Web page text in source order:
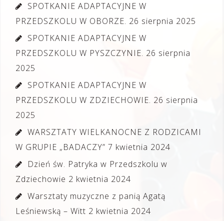
SPOTKANIE ADAPTACYJNE W
PRZEDSZKOLU W OBORZE. 26 sierpnia 2025
SPOTKANIE ADAPTACYJNE W
PRZEDSZKOLU W PYSZCZYNIE. 26 sierpnia
2025
SPOTKANIE ADAPTACYJNE W
PRZEDSZKOLU W ZDZIECHOWIE. 26 sierpnia
2025
WARSZTATY WIELKANOCNE Z RODZICAMI
W GRUPIE „BADACZY” 7 kwietnia 2024
Dzień św. Patryka w Przedszkolu w
Zdziechowie 2 kwietnia 2024
Warsztaty muzyczne z panią Agatą
Leśniewską – Witt 2 kwietnia 2024